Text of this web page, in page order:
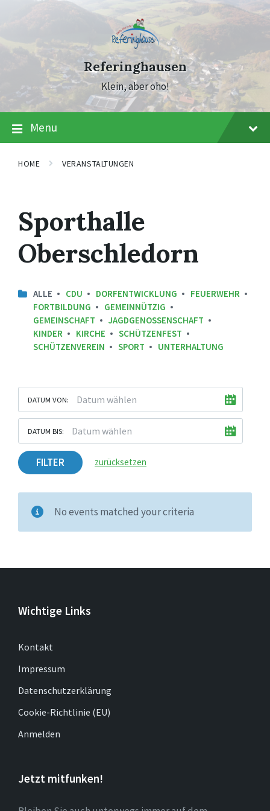
Referinghausen
Klein, aber oho!
Menu
HOME VERANSTALTUNGEN
Sporthalle
Oberschledorn
ALLE CDU DORFENTWICKLUNG
FEUERWEHR
FORTBILDUNG
GEMEINNÜTZIG
GEMEINSCHAFT
JAGDGENOSSENSCHAFT
KINDER
KIRCHE
SCHÜTZENFEST
SCHÜTZENVEREIN
SPORT UNTERHALTUNG
DATUM VON:
DATUM BIS:
FILTER zurücksetzen
No events matched your criteria
Wichtige Links
Kontakt
Impressum
Datenschutzerklärung
Cookie-Richtlinie (EU)
Anmelden
Jetzt mitfunken!